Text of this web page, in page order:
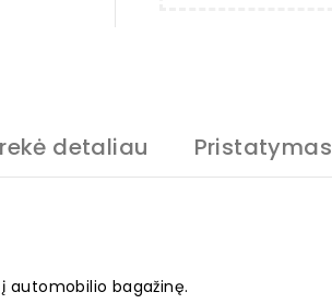
detaliau Pristatymas
automobilio bagažinę.